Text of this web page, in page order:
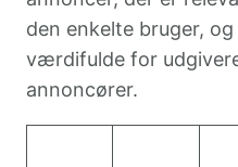
den enkelte bruger,
værdifulde for
annoncører.